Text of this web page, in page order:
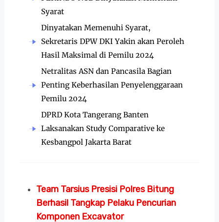
Syarat
Dinyatakan Memenuhi Syarat,
Sekretaris DPW DKI Yakin akan Peroleh
Hasil Maksimal di Pemilu 2024
Netralitas ASN dan Pancasila Bagian
Penting Keberhasilan Penyelenggaraan
Pemilu 2024
DPRD Kota Tangerang Banten
Laksanakan Study Comparative ke
Kesbangpol Jakarta Barat
Team Tarsius Presisi Polres Bitung
Berhasil Tangkap Pelaku Pencurian
Komponen Excavator